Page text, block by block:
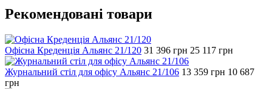
Рекомендовані товари
Офісна Креденція Альянс 21/120 31 396 грн 25 117 грн
Журнальний стіл для офісу Альянс 21/106 13 359 грн 10 687
грн